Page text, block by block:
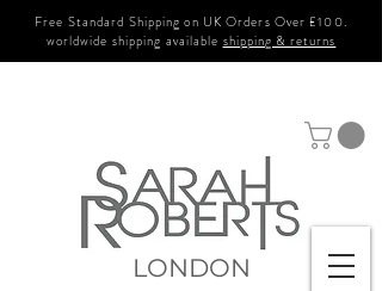
Free Standard Shipping on UK Orders Over £100.
worldwide shipping available shipping & returns
LONDON